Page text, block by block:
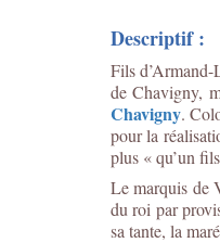
Descriptif :
Fils
de Chavigny,
Chavigny.
pour la
plus « qu’un
Le marquis de
du roi par
sa tante, la